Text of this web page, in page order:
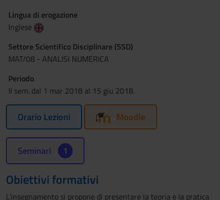
Lingua di erogazione
Inglese
Settore Scientifico Disciplinare (SSD)
MAT/08 - ANALISI NUMERICA
Periodo
II sem. dal 1 mar 2018 al 15 giu 2018.
Orario Lezioni Moodle
Seminari 1
Obiettivi formativi
L’insegnamento si propone di presentare la teoria e la pratica